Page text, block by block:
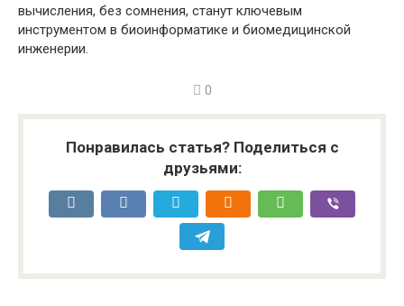
вычисления, без сомнения, станут ключевым
инструментом в биоинформатике и биомедицинской
инженерии.
0
Понравилась статья? Поделиться с
друзьями: